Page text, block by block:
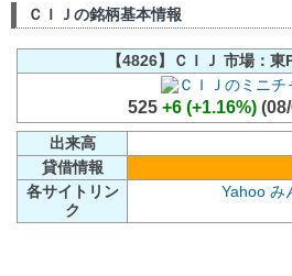
ＣＩＪの銘柄基本情報
【4826】ＣＩＪ 市場：
525 +6 (+1.16%)
出来高
貸借情報
各サイトリン
ク
Yahoo み